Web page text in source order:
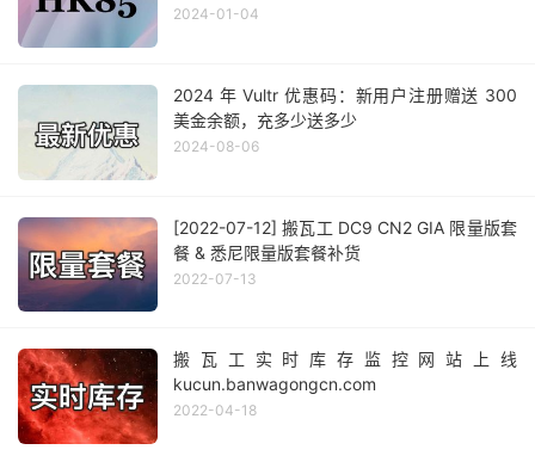
2024-01-04
2024 年 Vultr 优惠码：新用户注册赠送 300
美金余额，充多少送多少
2024-08-06
[2022-07-12] 搬瓦工 DC9 CN2 GIA 限量版套
餐 & 悉尼限量版套餐补货
2022-07-13
搬瓦工实时库存监控网站上线
kucun.banwagongcn.com
2022-04-18